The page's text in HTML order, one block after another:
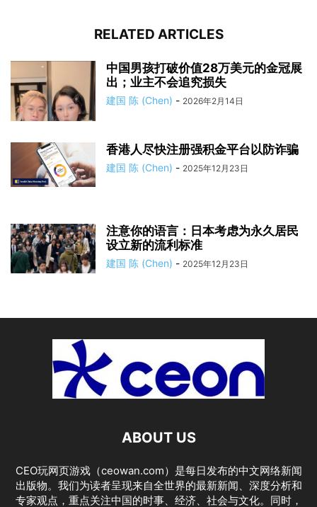
RELATED ARTICLES
中国男孩打破价值28万美元的金冠展
出；业主不会追究损失
建国 陈 (Chen) - 2026年2月14日
香港人尽快注册强积金平台以防诈骗
建国 陈 (Chen) - 2025年12月23日
注意你的语言：日本考虑为永久居民
设立新的流利标准
建国 陈 (Chen) - 2025年12月23日
ABOUT US
CEO玩网页游戏（ceowan.com）是每日发布的中文网络新闻
出版物。我们为读者呈现来自全世界的最新新闻、深度分析和
专家观点，重点关注中国的时事、经济、社会与文化。同时，